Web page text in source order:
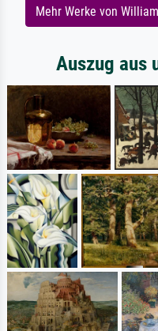
Mehr Werke von
Auszug aus